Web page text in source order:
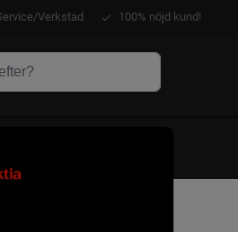
Verkstad 100% nöjd kund!